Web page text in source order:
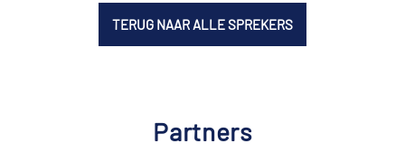
TERUG NAAR ALLE SPREKERS
Partners